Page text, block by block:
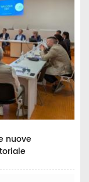
nuove